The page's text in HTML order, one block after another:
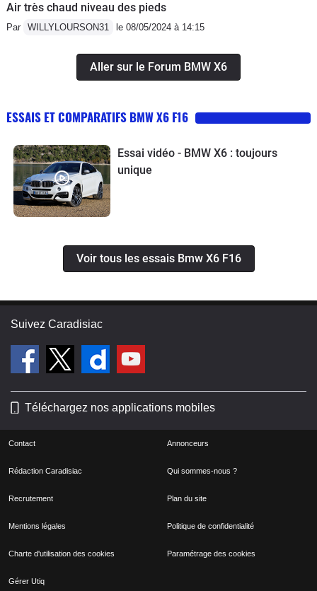
Air très chaud niveau des pieds
Par WILLYLOURSON31 le 08/05/2024 à 14:15
Aller sur le Forum BMW X6
ESSAIS ET COMPARATIFS BMW X6 F16
Essai vidéo - BMW X6 : toujours
unique
Voir tous les essais Bmw X6 F16
Suivez Caradisiac
Téléchargez nos applications mobiles
Contact Annonceurs
Rédaction Caradisiac Qui sommes-nous ?
Recrutement Plan du site
Mentions légales Politique de confidentialité
Charte d'utilisation des cookies Paramétrage des cookies
Gérer Utiq